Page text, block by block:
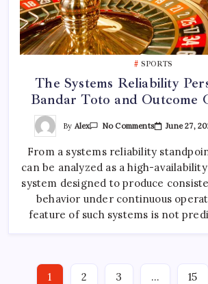
SPORTS
The Systems Reliability
Bandar Toto and Outcome
By Alex No CommentsOn
Reliability
Perspective
Of
Toto
And
Outcome
Consistency
June 27,
From a systems reliability
can be analyzed as a high-
system designed to produce
behavior under continuous
feature of such systems is not
1 2 3 … 15